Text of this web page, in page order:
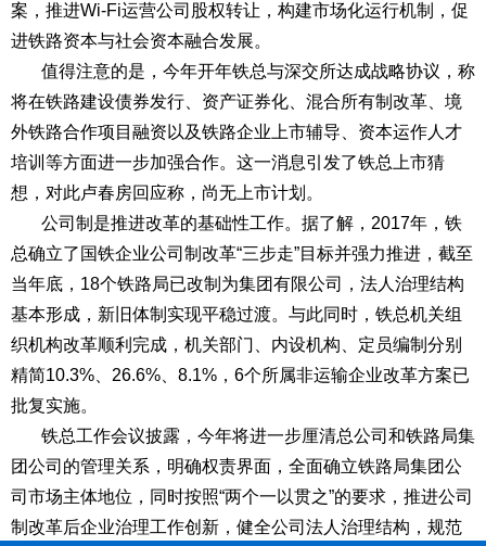
案，推进Wi-Fi运营公司股权转让，构建市场化运行机制，促
进铁路资本与社会资本融合发展。
值得注意的是，今年开年铁总与深交所达成战略协议，称
将在铁路建设债券发行、资产证券化、混合所有制改革、境
外铁路合作项目融资以及铁路企业上市辅导、资本运作人才
培训等方面进一步加强合作。这一消息引发了铁总上市猜
想，对此卢春房回应称，尚无上市计划。
公司制是推进改革的基础性工作。据了解，2017年，铁
总确立了国铁企业公司制改革“三步走”目标并强力推进，截至
当年底，18个铁路局已改制为集团有限公司，法人治理结构
基本形成，新旧体制实现平稳过渡。与此同时，铁总机关组
织机构改革顺利完成，机关部门、内设机构、定员编制分别
精简10.3%、26.6%、8.1%，6个所属非运输企业改革方案已
批复实施。
铁总工作会议披露，今年将进一步厘清总公司和铁路局集
团公司的管理关系，明确权责界面，全面确立铁路局集团公
司市场主体地位，同时按照“两个一以贯之”的要求，推进公司
制改革后企业治理工作创新，健全公司法人治理结构，规范